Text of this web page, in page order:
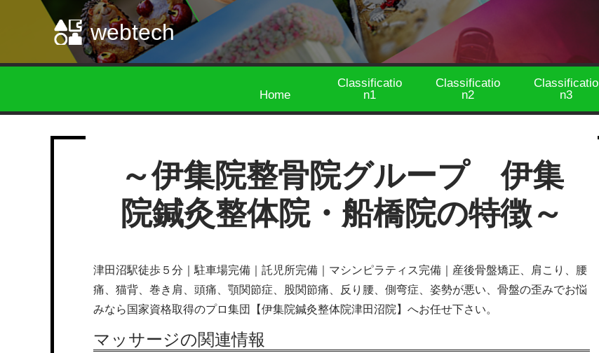
webtech
Home
Classificatio
n1
Classificatio
n2
Classificatio
n3
～伊集院整骨院グループ 伊集
院鍼灸整体院・船橋院の特徴～
津田沼駅徒歩５分｜駐車場完備｜託児所完備｜マシンピラティス完備｜産後骨盤矯正、肩こり、腰
痛、猫背、巻き肩、頭痛、顎関節症、股関節痛、反り腰、側弯症、姿勢が悪い、骨盤の歪みでお悩
みなら国家資格取得のプロ集団【伊集院鍼灸整体院津田沼院】へお任せ下さい。
マッサージの関連情報